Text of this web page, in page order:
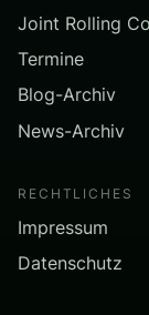
Joint Rolling
Termine
Blog-Archiv
News-Archiv
RECHTLICHES
Impressum
Datenschutz